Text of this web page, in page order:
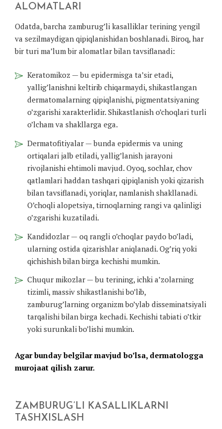
ALOMATLARI
Odatda, barcha zamburug’li kasalliklar terining yengil
va sezilmaydigan qipiqlanishidan boshlanadi. Biroq, har
bir turi ma’lum bir alomatlar bilan tavsiflanadi:
Keratomikoz — bu epidermisga ta’sir etadi,
yallig’lanishni keltirib chiqarmaydi, shikastlangan
dermatomalarning qipiqlanishi, pigmentatsiyaning
o’zgarishi xarakterlidir. Shikastlanish o’choqlari turli
o’lcham va shakllarga ega.
Dermatofitiyalar — bunda epidermis va uning
ortiqalari jalb etiladi, yallig’lanish jarayoni
rivojlanishi ehtimoli mavjud. Oyoq, sochlar, chov
qatlamlari haddan tashqari qipiqlanish yoki qizarish
bilan tavsiflanadi, yoriqlar, namlanish shakllanadi.
O’choqli alopetsiya, tirnoqlarning rangi va qalinligi
o’zgarishi kuzatiladi.
Kandidozlar — oq rangli o’choqlar paydo bo’ladi,
ularning ostida qizarishlar aniqlanadi. Og’riq yoki
qichishish bilan birga kechishi mumkin.
Chuqur mikozlar — bu terining, ichki a’zolarning
tizimli, massiv shikastlanishi bo’lib,
zamburug’larning organizm bo’ylab disseminatsiyali
tarqalishi bilan birga kechadi. Kechishi tabiati o’tkir
yoki surunkali bo’lishi mumkin.
Agar bunday belgilar mavjud bo’lsa, dermatologga
murojaat qilish zarur.
ZAMBURUG’LI KASALLIKLARNI
TASHXISLASH